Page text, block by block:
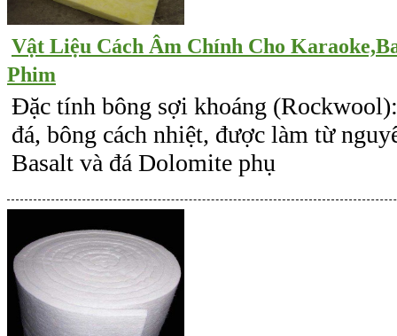
Vật Liệu Cách Âm Chính Cho
Phim
Đặc tính bông sợi khoáng
đá, bông cách nhiệt, được làm từ
Basalt và đá Dolomite phụ